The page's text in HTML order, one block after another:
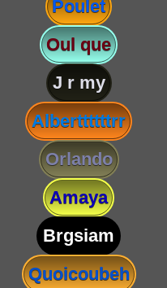
Poulet
Oul que
J r my
Alberttttttrr
Orlando
Amaya
Brgsiam
Quoicoubeh